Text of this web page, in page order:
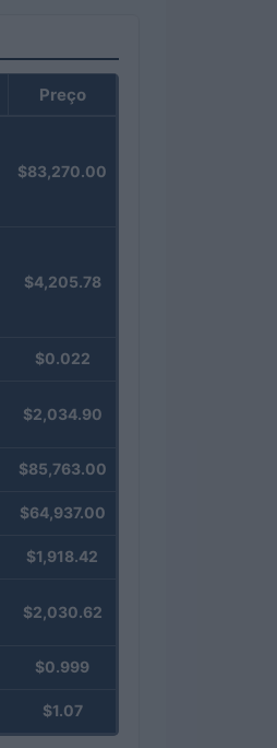
Preço
$83,270.00
$4,205.78
$0.022
$2,034.90
$85,763.00
$64,937.00
$1,918.42
$2,030.62
$0.999
$1.07